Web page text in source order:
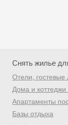
Снять жилье
Отели,
Дома и
Апартаменты
Базы отдыха